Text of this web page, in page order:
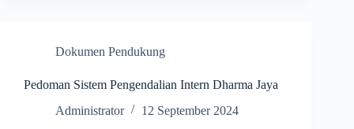
Dokumen Pendukung
Pedoman Sistem Pengendalian Intern Dharma Jaya
Administrator
12 September 2024